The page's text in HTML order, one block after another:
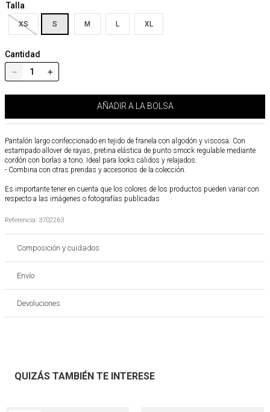
Talla
XS S M L XL
Cantidad
＋
－
AÑADIR A LA BOLSA
Pantalón largo confeccionado en tejido de franela con algodón y viscosa. Con
estampado allover de rayas, pretina elástica de punto smock regulable mediante
cordón con borlas a tono. Ideal para looks cálidos y relajados.
- Combina con otras prendas y accesorios de la colección.
Es importante tener en cuenta que los colores de los productos pueden variar con
respecto a las imágenes o fotografías publicadas
Referencia: 3702263
Composición y cuidados
Envío
Devoluciones
QUIZÁS TAMBIÉN TE INTERESE